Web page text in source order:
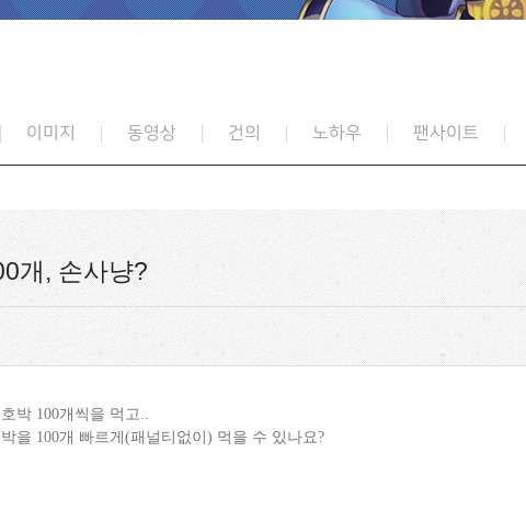
이미지 동영상 건의 노하우 팬사이트
개, 손사냥?
박 100개씩을 먹고..
을 100개 빠르게(패널티없이) 먹을 수 있나요?